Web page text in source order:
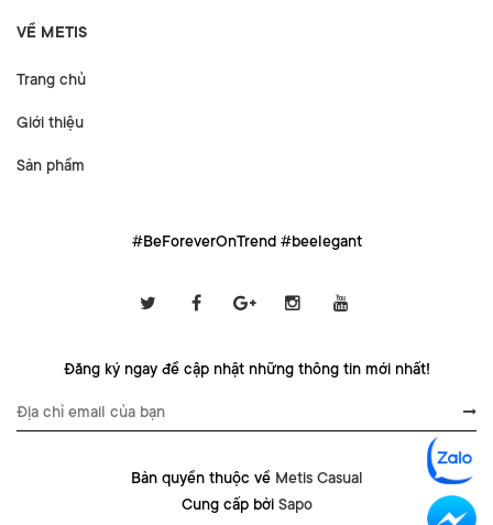
VỀ METIS
Trang chủ
Giới thiệu
Sản phẩm
#BeForeverOnTrend #beelegant
Đăng ký ngay để cập nhật những thông tin mới nhất!
Bản quyền thuộc về Metis Casual
Cung cấp bởi Sapo